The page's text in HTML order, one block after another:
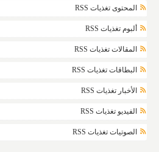
المحتوى تغذيات RSS
ألبوم تغذيات RSS
المقالات تغذيات RSS
البطاقات تغذيات RSS
الأخبار تغذيات RSS
الفيديو تغذيات RSS
الصوتيات تغذيات RSS